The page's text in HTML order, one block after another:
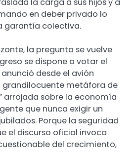
en deber privado lo
garantía colectiva.
la pregunta se vuelve
se dispone a votar el
anunció desde el avión
grandilocuente metáfora de
arrojada sobre la economía
que nunca exigir un
Porque la seguridad
el discurso oficial invoca
del crecimiento,